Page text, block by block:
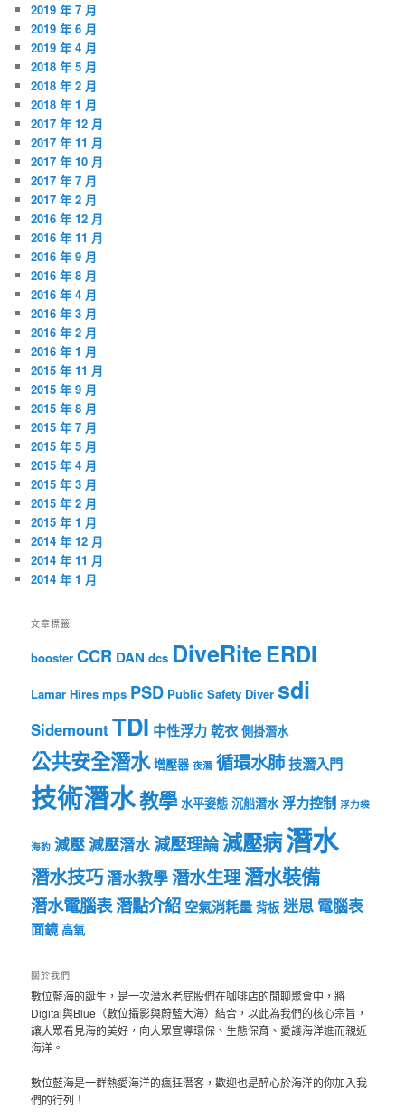
2019 年 7 月
2019 年 6 月
2019 年 4 月
2018 年 5 月
2018 年 2 月
2018 年 1 月
2017 年 12 月
2017 年 11 月
2017 年 10 月
2017 年 7 月
2017 年 2 月
2016 年 12 月
2016 年 11 月
2016 年 9 月
2016 年 8 月
2016 年 4 月
2016 年 3 月
2016 年 2 月
2016 年 1 月
2015 年 11 月
2015 年 9 月
2015 年 8 月
2015 年 7 月
2015 年 5 月
2015 年 4 月
2015 年 3 月
2015 年 2 月
2015 年 1 月
2014 年 12 月
2014 年 11 月
2014 年 1 月
文章標籤
booster CCR DAN dcs DiveRiteERDI
Lamar Hires mps PSD Public Safety Diver sdi
Sidemount TDI 中性浮力乾衣 側掛潛水
公共安全潛水 增壓器 夜潛 循環水肺技潛入門
技術潛水教學 水平姿態 沉船潛水 浮力控制 浮力袋
海豹 減壓減壓潛水減壓理論減壓病潛水
潛水技巧潛水教學潛水生理潛水裝備
潛水電腦表潛點介紹 空氣消耗量 背板 迷思 電腦表
面鏡 高氧
關於我們
數位藍海的誕生，是一次潛水老屁股們在咖啡店的閒聊聚會中，將
Digital與Blue（數位攝影與蔚藍大海）結合，以此為我們的核心宗旨，
讓大眾看見海的美好，向大眾宣導環保、生態保育、愛護海洋進而親近
海洋。
數位藍海是一群熱愛海洋的瘋狂潛客，歡迎也是醉心於海洋的你加入我
們的行列！